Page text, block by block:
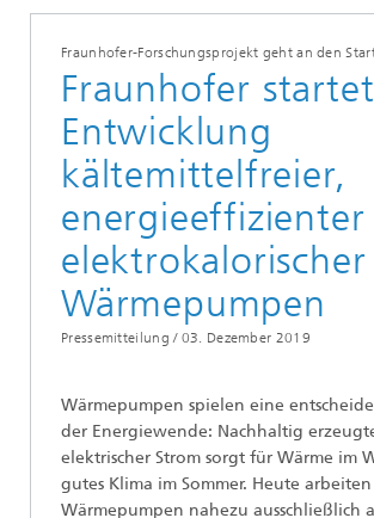
Fraunhofer-Forschungsprojekt geht an den
Fraunhofer startet
Entwicklung
kältemittelfreier,
energieeffizienter
elektrokalorischer
Wärmepumpen
Pressemitteilung / 03. Dezember 2019
Wärmepumpen spielen eine
der Energiewende: Nachhaltig
elektrischer Strom sorgt für Wärme im
gutes Klima im Sommer. Heute arbeiten
Wärmepumpen nahezu ausschließlich